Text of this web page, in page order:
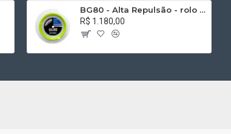
BG80 - Alta Repulsão - rolo 200m
R$ 1.180,00